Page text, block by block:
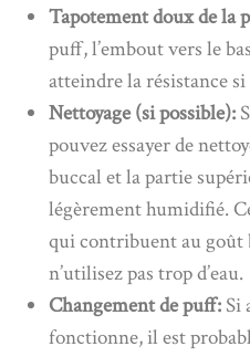
Tapotement doux de la
puff, l’embout vers le
atteindre la résistance
Nettoyage (si possible):
pouvez essayer de
buccal et la partie
légèrement humidifié.
qui contribuent au goût
n’utilisez pas trop d’eau.
Changement de puff: Si
fonctionne, il est